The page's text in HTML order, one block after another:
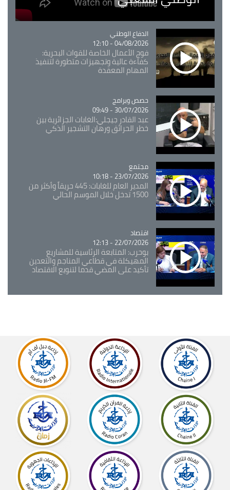
Catégorie
الدفاع الوطني
04/08/2026 - 12:10
فوج الأعمال الخاصة للقوات البحرية:
كفاءة عالية وتجهيزات متطورة لتنفيذ
المهام المعقدة
Catégorie
حصص وبرامج
30/07/2026 - 09:49
عبد القادر جيجلي:الغابات الجزائرية بين
خطر الحرائق ورهان التشجير الذكي
Catégorie
مجتمع
23/07/2026 - 10:18
المدير العام للغابات: 445 حريقاً وأكثر من
1500 تدخل خلال الموسم الحالي
Catégorie
اقتصاد
22/07/2026 - 12:13
بوحرب: المتابعة الرئاسية للمشاريع
المهيكلة في قطاعي المناجم والتعدين
تأكيد على المضي قدما لتنويع الاقتصاد